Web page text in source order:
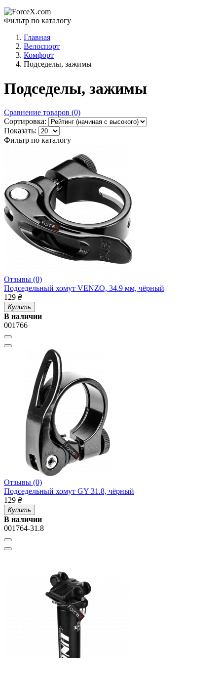
Фильтр по каталогу
Главная
Велоспорт
Комфорт
Подседелы, зажимы
Подседелы, зажимы
Сравнение товаров (0)
Сортировка:
Показать:
Фильтр по каталогу
Отзывы (0)
Подседельный хомут VENZO, 34.9 мм, чёрный
129 ₴
Купить
В наличии
001766
Отзывы (0)
Подседельный хомут GY 31.8, чёрный
129 ₴
Купить
В наличии
001764-31.8